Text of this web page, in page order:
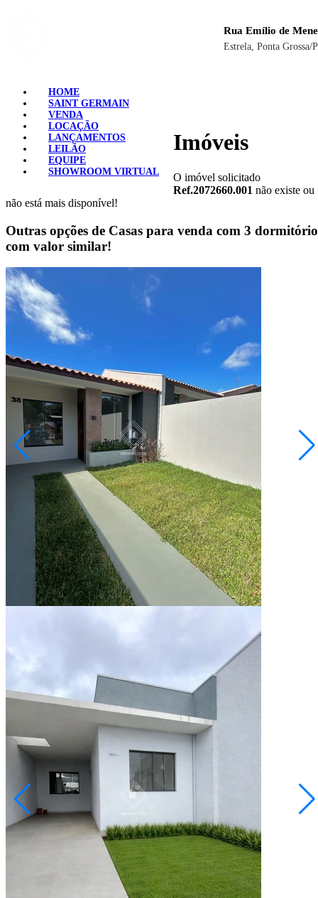
Rua Emílio de
Estrela, Ponta Grossa/
HOME
SAINT GERMAIN
VENDA
LOCAÇÃO
LANÇAMENTOS
LEILÃO
EQUIPE
SHOWROOM VIRTUAL
Imóveis
O imóvel solicitado
Ref.2072660.001 não existe ou
não está mais disponível!
Outras opções de Casas para venda com 3
com valor similar!
Cará-cará
sob consulta
Casa com 3 quartos no Cará-Cará
Ponta Grossa/PR
2073344.001
3Quartos
2Vagas
66,00Área Privativa (m²)
Conversar no WhatsApp
Cará-cará
sob consulta
Casa no Cidade Jardim